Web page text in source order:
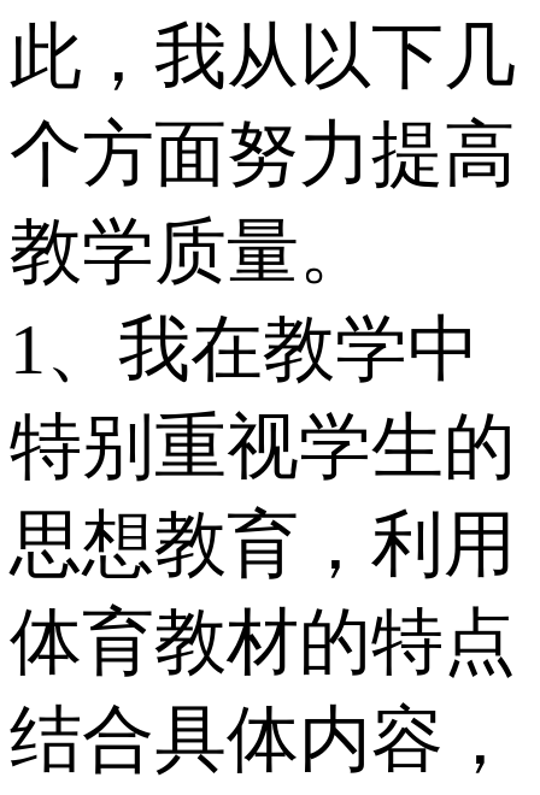
此，我从以下几
个方面努力提高
教学质量。
1、我在教学中
特别重视学生的
思想教育，利用
体育教材的特点
结合具体内容，